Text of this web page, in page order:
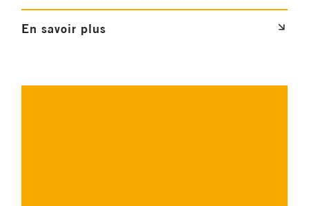
En savoir plus